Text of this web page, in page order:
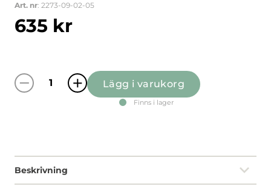
Art. nr: 2273-09-02-05
635 kr
Citronlycka offwhite panellängd 2-pack
Lägg i varukorg
Finns i lager
Beskrivning